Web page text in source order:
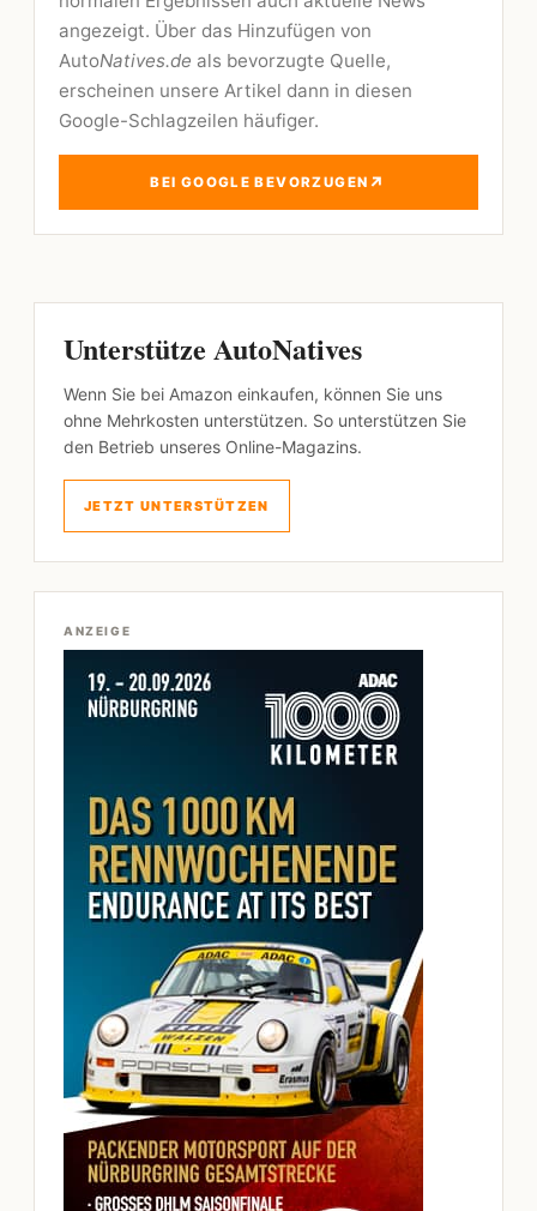
angezeigt. Über das Hinzufügen von
AutoNatives.de als bevorzugte Quelle,
erscheinen unsere Artikel dann in diesen
Google-Schlagzeilen häufiger.
BEI GOOGLE BEVORZUGEN ↗
Unterstütze AutoNatives
Wenn Sie bei Amazon einkaufen, können Sie uns
ohne Mehrkosten unterstützen. So unterstützen Sie
den Betrieb unseres Online-Magazins.
JETZT UNTERSTÜTZEN
ANZEIGE